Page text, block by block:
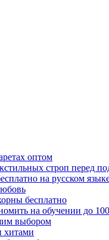
оптом
строп перед
на русском
бесплатно
на обучении до
выбором
хитами